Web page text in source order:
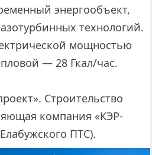
энергообъект,
технологий.
мощностью
— 28 Гкал/час.
Строительство
компания «КЭР-
ПТС).